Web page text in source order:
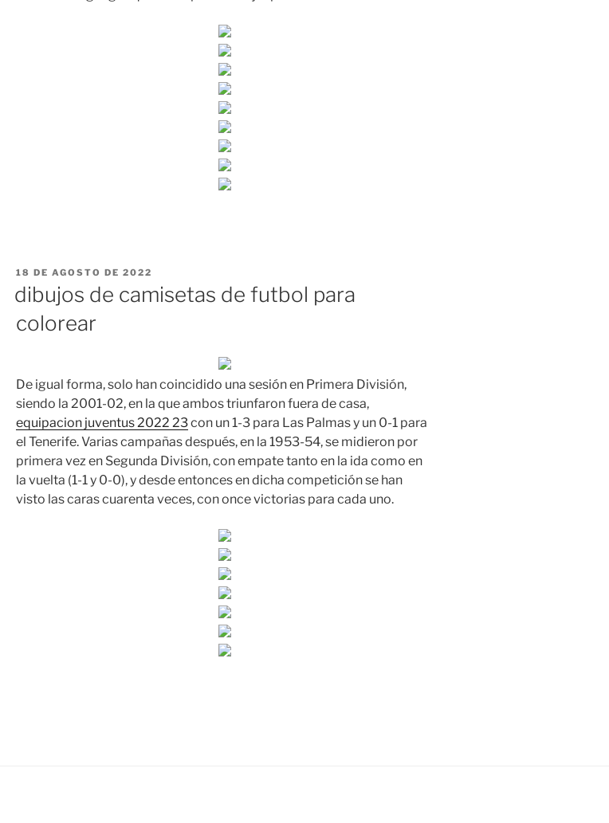
PUBLICADO
EL
18 DE AGOSTO DE 2022
dibujos de camisetas de futbol para
colorear
De igual forma, solo han coincidido una sesión en Primera División,
siendo la 2001-02, en la que ambos triunfaron fuera de casa,
equipacion juventus 2022 23con un 1-3 para Las Palmas y un 0-1 para
el Tenerife. Varias campañas después, en la 1953-54, se midieron por
primera vez en Segunda División, con empate tanto en la ida como en
la vuelta (1-1 y 0-0), y desde entonces en dicha competición se han
visto las caras cuarenta veces, con once victorias para cada uno.